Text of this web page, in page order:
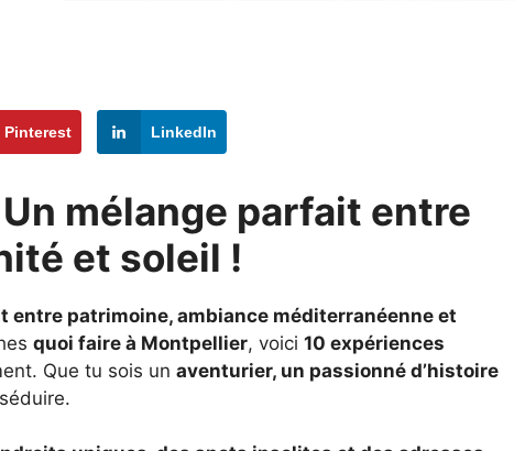
Pinterest LinkedIn
mélange parfait entre
et soleil !
entre patrimoine, ambiance méditerranéenne et
quoi faire à Montpellier, voici 10 expériences
Que tu sois un aventurier, un passionné d’histoire